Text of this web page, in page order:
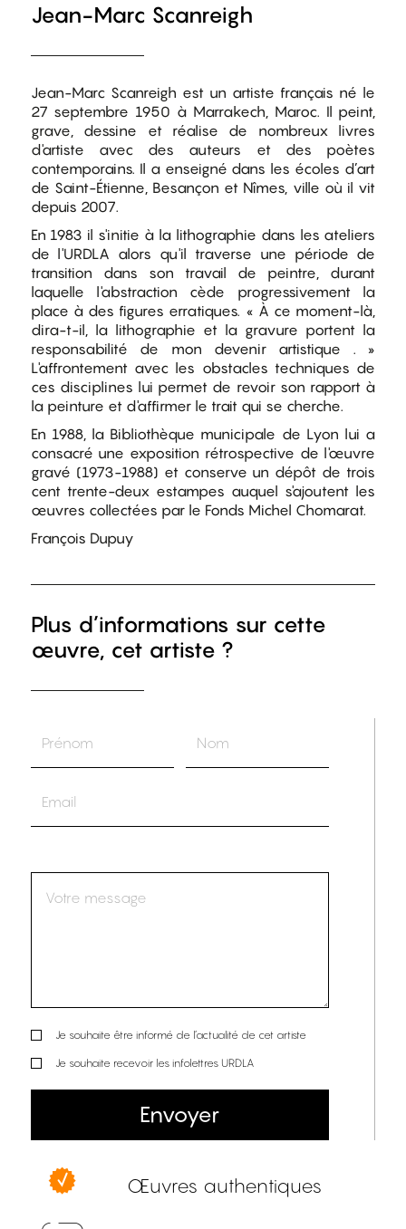
Jean-Marc Scanreigh
Jean-Marc Scanreigh est un artiste français né le
27 septembre 1950 à Marrakech, Maroc. Il peint,
grave, dessine et réalise de nombreux livres
d'artiste avec des auteurs et des poètes
contemporains. Il a enseigné dans les écoles d’art
de Saint-Étienne, Besançon et Nîmes, ville où il vit
depuis 2007.
En 1983 il s'initie à la lithographie dans les ateliers
de l'URDLA alors qu'il traverse une période de
transition dans son travail de peintre, durant
laquelle l'abstraction cède progressivement la
place à des figures erratiques. « À ce moment-là,
dira-t-il, la lithographie et la gravure portent la
responsabilité de mon devenir artistique . »
L'affrontement avec les obstacles techniques de
ces disciplines lui permet de revoir son rapport à
la peinture et d'affirmer le trait qui se cherche.
En 1988, la Bibliothèque municipale de Lyon lui a
consacré une exposition rétrospective de l'œuvre
gravé (1973-1988) et conserve un dépôt de trois
cent trente-deux estampes auquel s'ajoutent les
œuvres collectées par le Fonds Michel Chomarat.
François Dupuy
Plus d’informations sur cette
œuvre, cet artiste ?
Je souhaite être informé de l’actualité de cet artiste
Je souhaite recevoir les infolettres URDLA
Envoyer
Œuvres authentiques